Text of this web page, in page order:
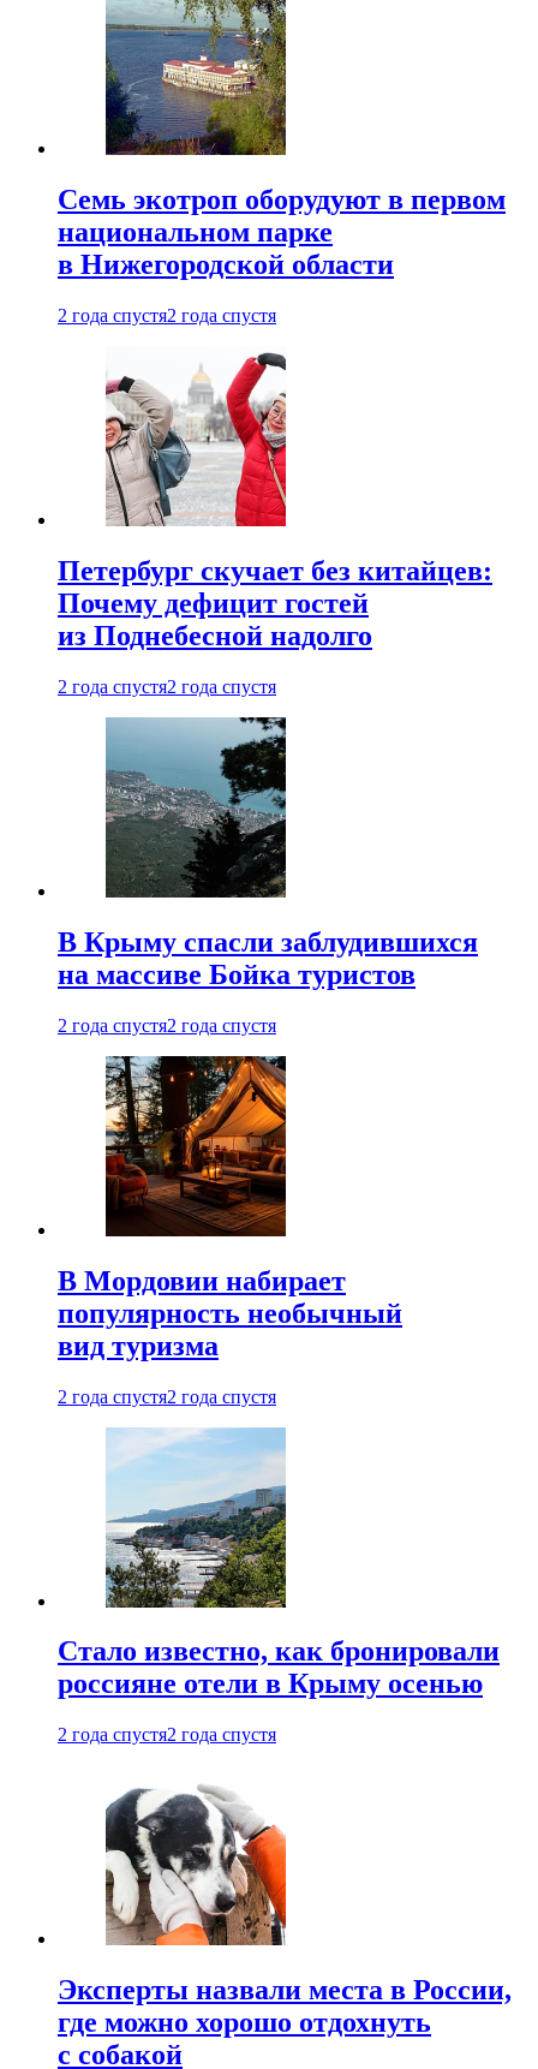
Семь экотроп оборудуют в первом
национальном парке
в Нижегородской области
2 года спустя2 года спустя
Петербург скучает без китайцев:
Почему дефицит гостей
из Поднебесной надолго
2 года спустя2 года спустя
В Крыму спасли заблудившихся
на массиве Бойка туристов
2 года спустя2 года спустя
В Мордовии набирает
популярность необычный
вид туризма
2 года спустя2 года спустя
Стало известно, как бронировали
россияне отели в Крыму осенью
2 года спустя2 года спустя
Эксперты назвали места в России,
где можно хорошо отдохнуть
с собакой